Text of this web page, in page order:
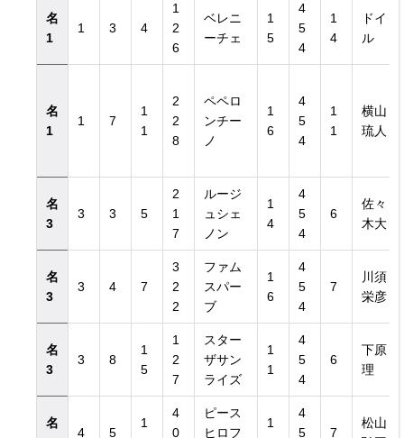
名
1
1 3 4
1
2
6
ベレニ
ーチェ
1
5
4
5
4
1
4
ドイ
ル
名
1
1 7
1
1
2
2
8
ペペロ
ンチー
ノ
1
6
4
5
4
1
1
横山
琉人
名
3
3 3 5
2
1
7
ルージ
ュシェ
ノン
1
4
4
5
4
6
佐々
木大
名
3
3 4 7
3
2
2
ファム
スパー
ブ
1
6
4
5
4
7
川須
栄彦
名
3
3 8
1
5
1
2
7
スター
ザサン
ライズ
1
1
4
5
4
6
下原
理
名
4 5
1
4
0
ピース
ヒロフ
1
4
5
7
松山